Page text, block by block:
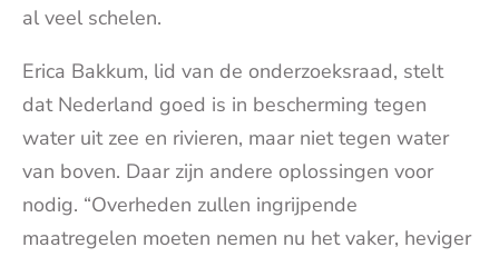
al veel schelen.
Erica Bakkum, lid van de onderzoeksraad, stelt
dat Nederland goed is in bescherming tegen
water uit zee en rivieren, maar niet tegen water
van boven. Daar zijn andere oplossingen voor
nodig. “Overheden zullen ingrijpende
maatregelen moeten nemen nu het vaker, heviger